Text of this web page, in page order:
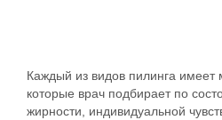
Каждый из видов пилинга имеет
которые врач подбирает по
жирности, индивидуальной